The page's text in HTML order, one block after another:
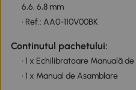
6,6, 6,8 mm
• Ref.: AA0-110V00BK
Continutul pachetului:
• 1 x Echilibratoare Manuală
• 1 x Manual de Asamblare